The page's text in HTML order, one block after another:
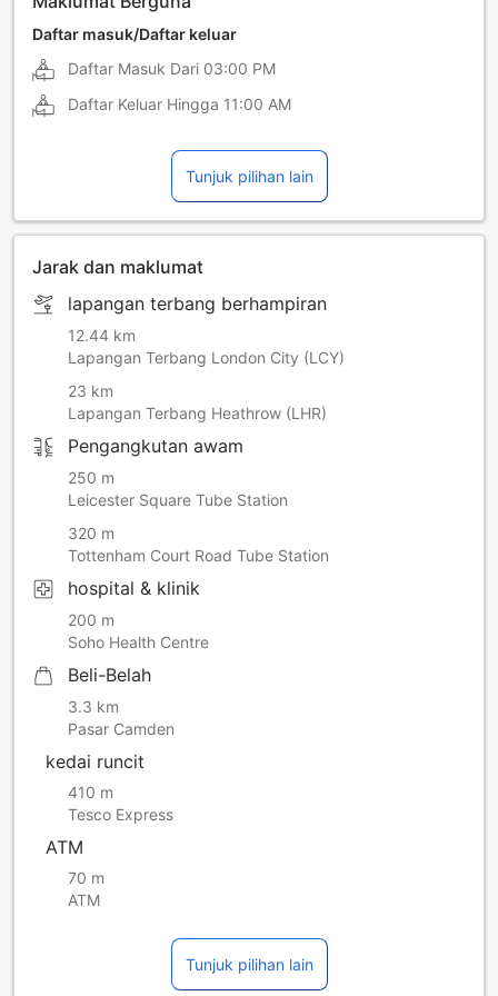
Daftar masuk/Daftar keluar
Daftar Masuk Dari 03:00 PM
Daftar Keluar Hingga 11:00 AM
Tunjuk pilihan lain
Jarak dan maklumat
lapangan terbang berhampiran
12.44 km
Lapangan Terbang London City (LCY)
23 km
Lapangan Terbang Heathrow (LHR)
Pengangkutan awam
250 m
Leicester Square Tube Station
320 m
Tottenham Court Road Tube Station
hospital & klinik
200 m
Soho Health Centre
Beli-Belah
3.3 km
Pasar Camden
kedai runcit
410 m
Tesco Express
ATM
70 m
ATM
Tunjuk pilihan lain